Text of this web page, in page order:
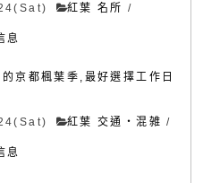
紅葉 名所 /
息
京都楓葉季,最好選擇工作日
紅葉 交通・混雑 /
息